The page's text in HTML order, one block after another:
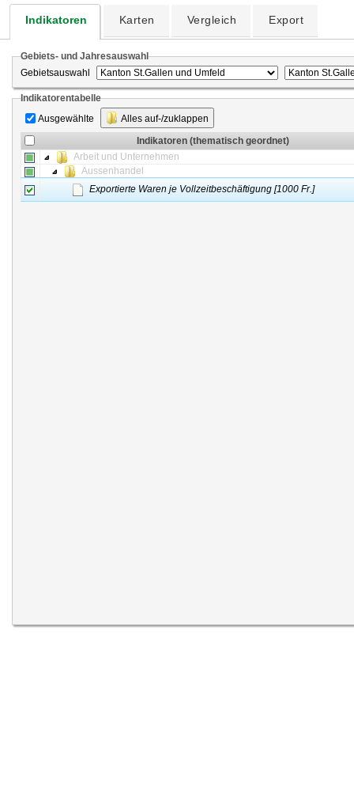
Indikatoren Karten Vergleich Export
Gebiets- und Jahresauswahl
Gebietsauswahl
Indikatorentabelle
Ausgewählte
Alles auf-/zuklappen
Indikatoren (thematisch geordnet)
Arbeit und Unternehmen
Aussenhandel
Exportierte Waren je Vollzeitbeschäftigung [1000 Fr.]